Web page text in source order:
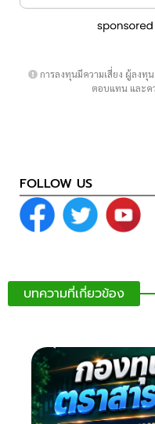
การลงทุนมีความเสี่ยง ผู้ลงทุ
ตอบแทน และค
FOLLOW US
บทความที่เกี่ยวข้อง